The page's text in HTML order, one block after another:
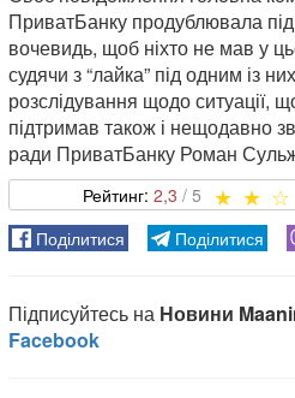
ПриватБанку продублювала
вочевидь, щоб ніхто не мав у
судячи з “лайка” під одним із
розслідування щодо ситуації,
підтримав також і нещодавно
ради ПриватБанку Роман
2,3